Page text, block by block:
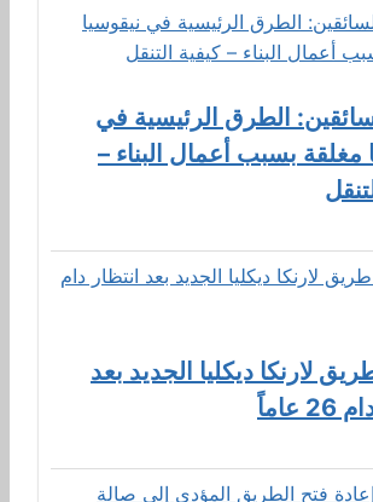
الطرق الرئيسية في
مغلقة بسبب أعمال البناء –
لارنكا ديكليا الجديد بعد
عاماً